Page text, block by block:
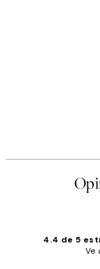
4.4 de 5
Ve